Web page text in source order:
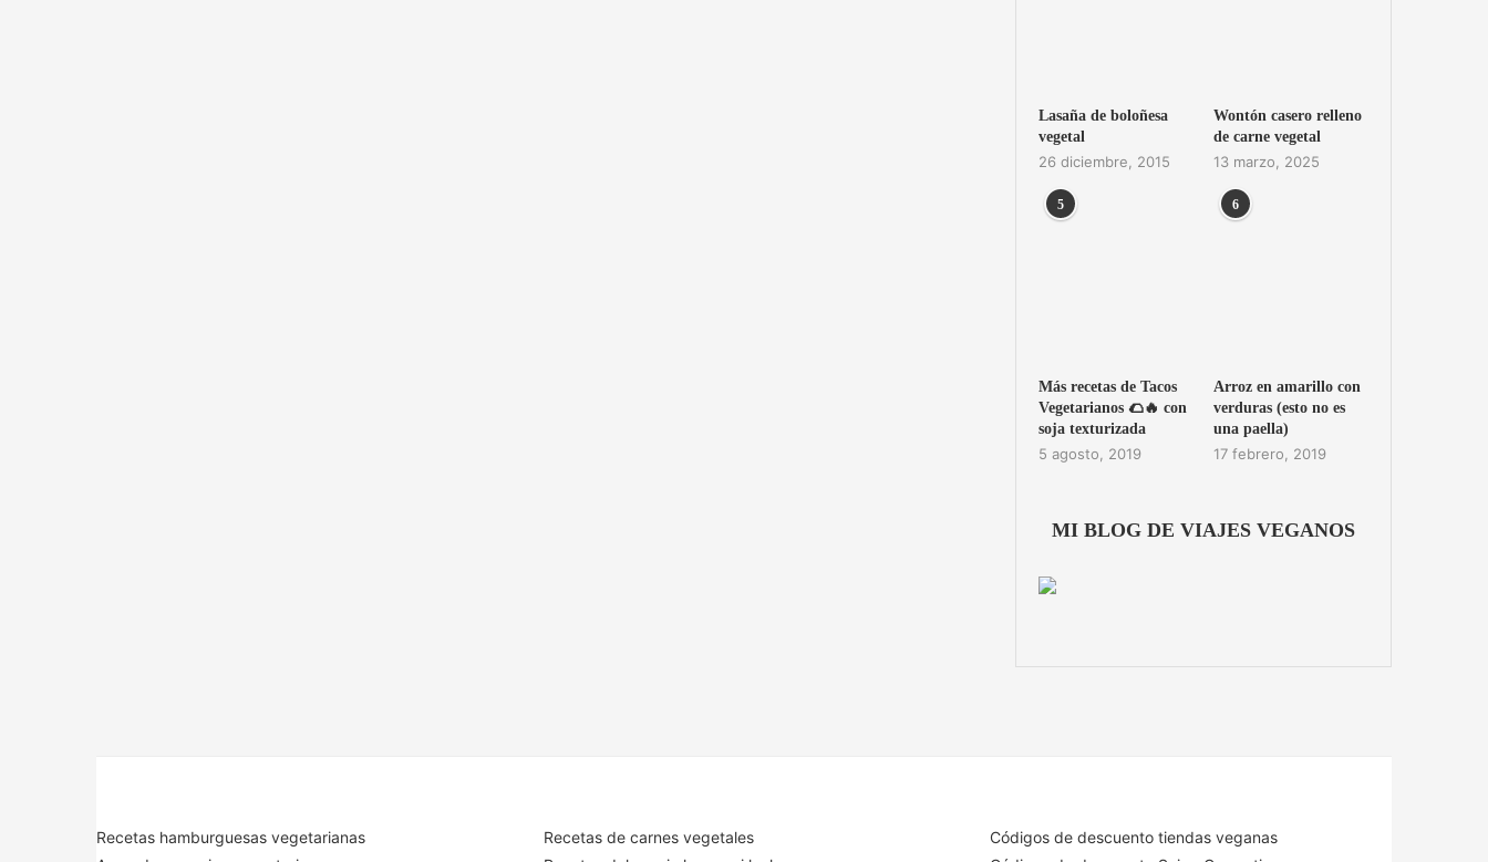
Lasaña de boloñesa
vegetal
26 diciembre, 2015
Wontón casero relleno
de carne vegetal
13 marzo, 2025
5
Más recetas de Tacos
Vegetarianos 🌮🔥 con
soja texturizada
5 agosto, 2019
6
Arroz en amarillo con
verduras (esto no es
una paella)
17 febrero, 2019
MI BLOG DE VIAJES VEGANOS
Recetas hamburguesas vegetarianas
Recetas de carnes vegetales
Códigos de descuento tiendas veganas